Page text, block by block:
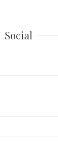
Social